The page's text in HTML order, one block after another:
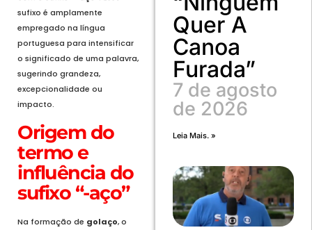
sufixo é amplamente
empregado na língua
portuguesa para intensificar
o significado de uma palavra,
sugerindo grandeza,
excepcionalidade ou
impacto.
Origem do
termo e
influência do
sufixo “-aço”
Na formação de golaço, o
Quer A
Canoa
Furada”
7 de agosto
de 2026
Leia Mais. »